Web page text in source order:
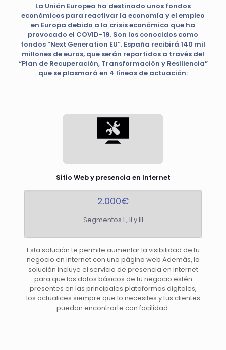
La Unión Europea ha destinado unos fondos
económicos para reactivar la economía y el empleo
en Europa debido a la crisis económica que ha
provocado el COVID-19. Son los conocidos como
fondos “Next Generation EU”. España recibirá 140 mil
millones de euros, que serán repartidos a través del
“Plan de Recuperación, Transformación y Resiliencia”
que se plasmará en 4 líneas de actuación:
Sitio Web y presencia en Internet
2.000€
Segmentos I , II y III
Esta solución te permite aumentar la visibilidad de tu
negocio en internet con una página web Además, la
solución incluye el servicio de presencia en internet
para que los datos básicos de tu negocio estén
presentes en las principales plataformas digitales,
los actualices siempre que lo necesites y tus clientes
puedan encontrarte con facilidad.